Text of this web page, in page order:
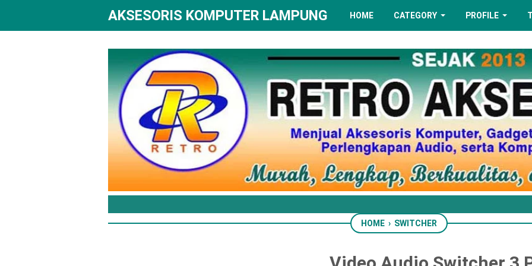
AKSESORIS KOMPUTER LAMPUNG HOME CATEGORY PROFILE
HOME › SWITCHER